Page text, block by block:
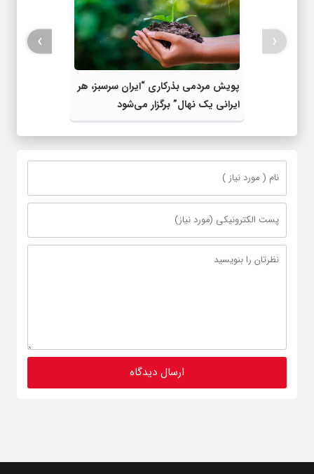
پویش مردمی بذرکاری “ایران سرسبز، هر
ایرانی یک نهال” برگزار می‌شود
‹
›